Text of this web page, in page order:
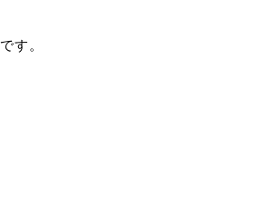
です。